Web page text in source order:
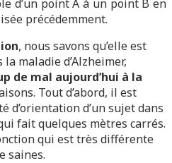
d’un point A à un point B en
précédemment.
, nous savons qu’elle est
maladie d’Alzheimer,
de mal aujourd’hui à la
Tout d’abord, il est
d’orientation d’un sujet dans
fait quelques mètres carrés.
qui est très différente
saines.